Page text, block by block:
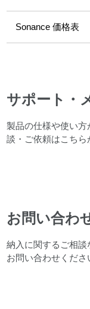
Sonance 価格表
サポート・
製品の仕様や使い
談・ご依頼はこちら
お問い合わ
納入に関するご相
お問い合わせくださ